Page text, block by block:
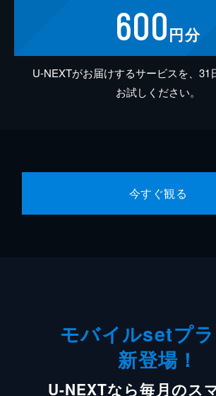
600円分
U-NEXTがお届けするサービスを、31
お試しください。
今すぐ観る
モバイルsetプ
新登場！
U-NEXTなら毎月のス